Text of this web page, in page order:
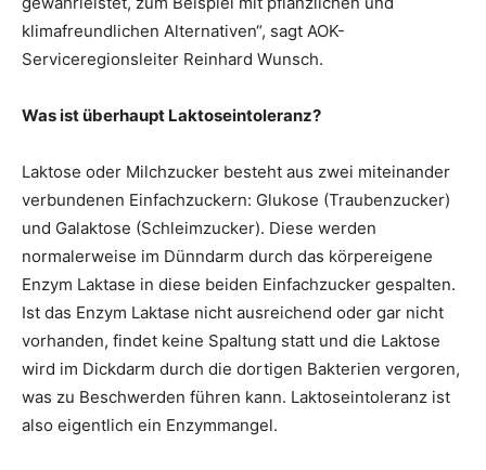
klimafreundlichen Alternativen“, sagt AOK-
Serviceregionsleiter Reinhard Wunsch.
Was ist überhaupt Laktoseintoleranz?
Laktose oder Milchzucker besteht aus zwei miteinander
verbundenen Einfachzuckern: Glukose (Traubenzucker)
und Galaktose (Schleimzucker). Diese werden
normalerweise im Dünndarm durch das körpereigene
Enzym Laktase in diese beiden Einfachzucker gespalten.
Ist das Enzym Laktase nicht ausreichend oder gar nicht
vorhanden, findet keine Spaltung statt und die Laktose
wird im Dickdarm durch die dortigen Bakterien vergoren,
was zu Beschwerden führen kann. Laktoseintoleranz ist
also eigentlich ein Enzymmangel.